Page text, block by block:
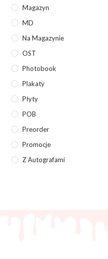
Magazyn
MD
Na Magazynie
OST
Photobook
Plakaty
Płyty
POB
Preorder
Promocje
Z Autografami